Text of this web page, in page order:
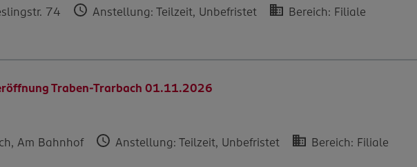
74 Anstellung: Teilzeit, Unbefristet
Bereich: Filiale
Traben-Trarbach 01.11.2026
Am Bahnhof Anstellung: Teilzeit, Unbefristet
Bereich: Filiale